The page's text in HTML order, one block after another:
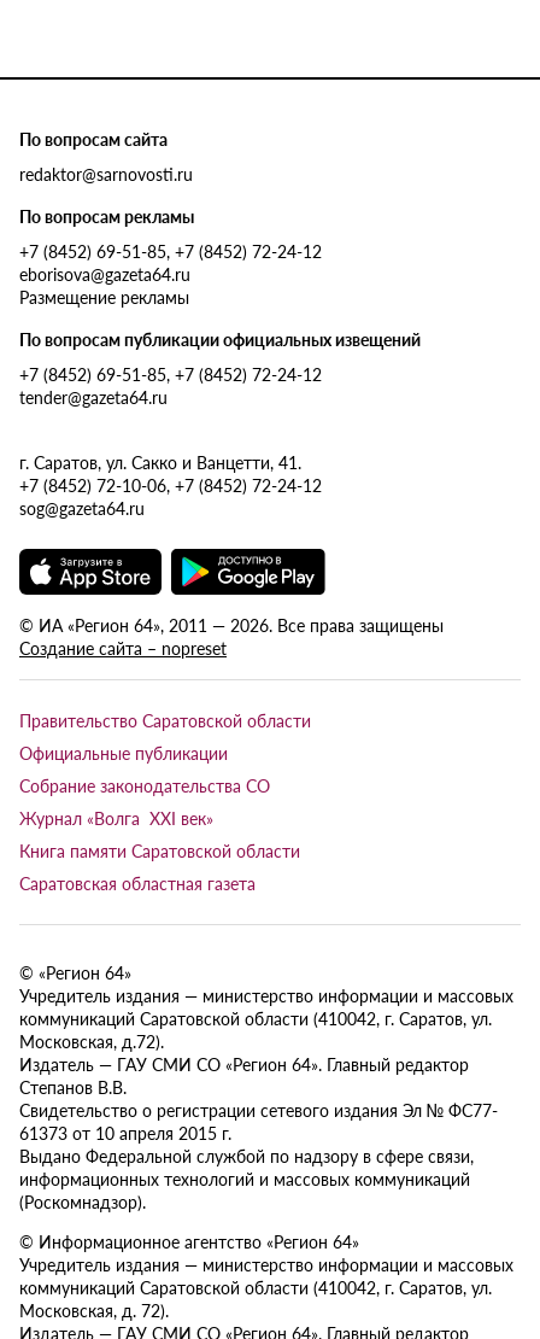
По вопросам сайта
redaktor@sarnovosti.ru
По вопросам рекламы
+7 (8452) 69-51-85, +7 (8452) 72-24-12
eborisova@gazeta64.ru
Размещение рекламы
По вопросам публикации официальных извещений
+7 (8452) 69-51-85, +7 (8452) 72-24-12
tender@gazeta64.ru
г. Саратов, ул. Сакко и Ванцетти, 41.
+7 (8452) 72-10-06, +7 (8452) 72-24-12
sog@gazeta64.ru
© ИА «Регион 64», 2011 — 2026. Все права защищены
Создание сайта – nopreset
Правительство Саратовской области
Официальные публикации
Собрание законодательства СО
Журнал «Волга XXI век»
Книга памяти Саратовской области
Саратовская областная газета
© «Регион 64»
Учредитель издания — министерство информации и массовых
коммуникаций Саратовской области (410042, г. Саратов, ул.
Московская, д.72).
Издатель — ГАУ СМИ СО «Регион 64». Главный редактор
Степанов В.В.
Свидетельство о регистрации сетевого издания Эл № ФС77-
61373 от 10 апреля 2015 г.
Выдано Федеральной службой по надзору в сфере связи,
информационных технологий и массовых коммуникаций
(Роскомнадзор).
© Информационное агентство «Регион 64»
Учредитель издания — министерство информации и массовых
коммуникаций Саратовской области (410042, г. Саратов, ул.
Московская, д. 72).
Издатель — ГАУ СМИ СО «Регион 64». Главный редактор